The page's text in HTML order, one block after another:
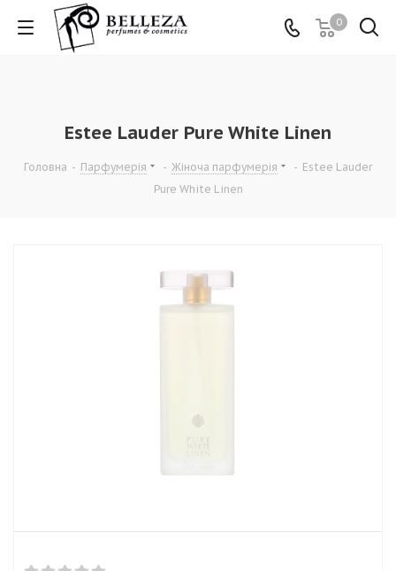
0
Estee Lauder Pure White Linen
Головна - Парфумерія - Жіноча парфумерія - Estee Lauder
Pure White Linen